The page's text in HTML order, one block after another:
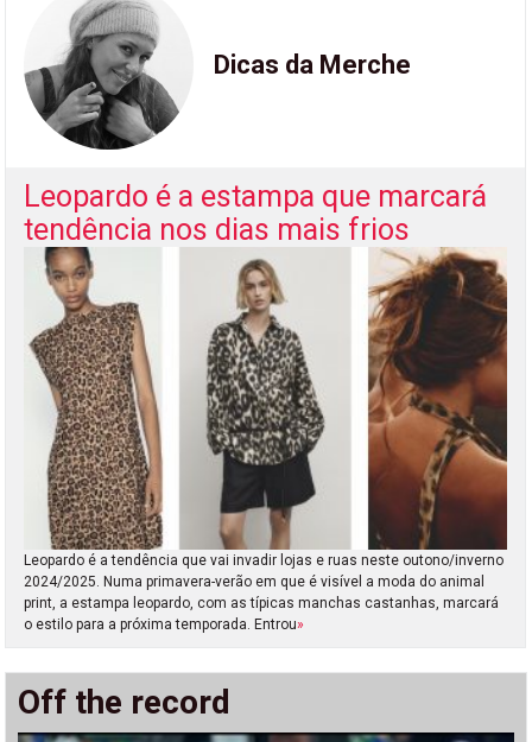
Dicas da Merche
Leopardo é a estampa que marcará
tendência nos dias mais frios
Leopardo é a tendência que vai invadir lojas e ruas neste outono/inverno
2024/2025. Numa primavera-verão em que é visível a moda do animal
print, a estampa leopardo, com as típicas manchas castanhas, marcará
o estilo para a próxima temporada. Entrou»
Off the record